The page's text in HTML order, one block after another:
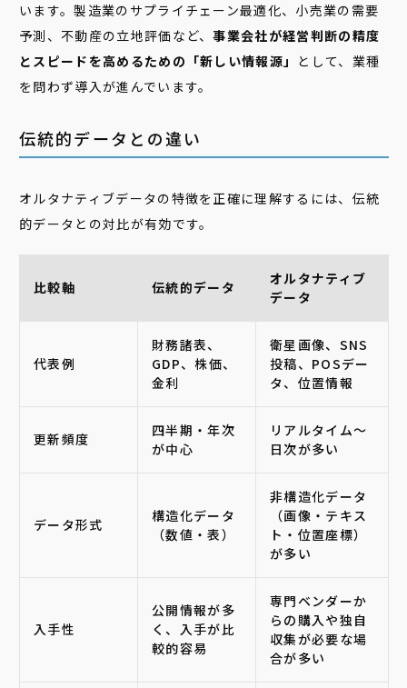
います。製造業のサプライチェーン最適化、小売業の需要
予測、不動産の立地評価など、事業会社が経営判断の精度
とスピードを高めるための「新しい情報源」 として、業種
を問わず導入が進んでいます。
伝統的データとの違い
オルタナティブデータの特徴を正確に理解するには、伝統
的データとの対比が有効です。
比較軸 伝統的データ
オルタナティブ
データ
代表例
財務諸表、
GDP、株価、
金利
衛星画像、SNS
投稿、POSデー
タ、位置情報
更新頻度
四半期・年次
が中心
リアルタイム〜
日次が多い
データ形式
構造化データ
（数値・表）
非構造化データ
（画像・テキス
ト・位置座標）
が多い
入手性
公開情報が多
く、入手が比
較的容易
専門ベンダーか
らの購入や独自
収集が必要な場
合が多い